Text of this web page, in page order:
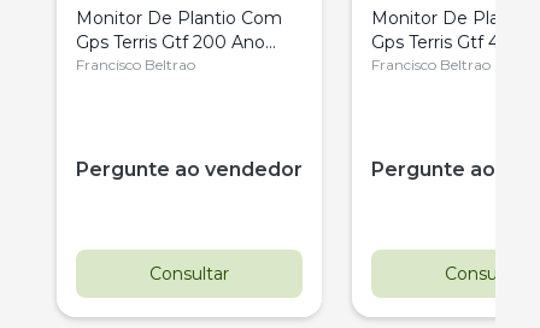
Monitor De Plantio Com
Gps Terris Gtf 200 Ano
2025
Francisco Beltrao
Pergunte ao vendedor
Consultar
Monitor De Plantio
Gps Terris Gtf 400
2025
Francisco Beltrao
Pergunte ao
Consultar